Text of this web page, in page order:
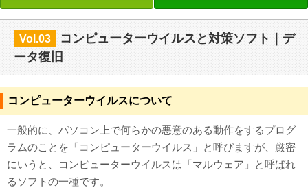
Vol.03
コンピューターウイルスと対策ソフト｜デ
ータ復旧
コンピューターウイルスについて
一般的に、パソコン上で何らかの悪意のある動作をするプログ
ラムのことを「コンピューターウイルス」と呼びますが、厳密
にいうと、コンピューターウイルスは「マルウェア」と呼ばれ
るソフトの一種です。
データ復旧料金
データ復旧事例
よくあるご質問
データ復旧特集